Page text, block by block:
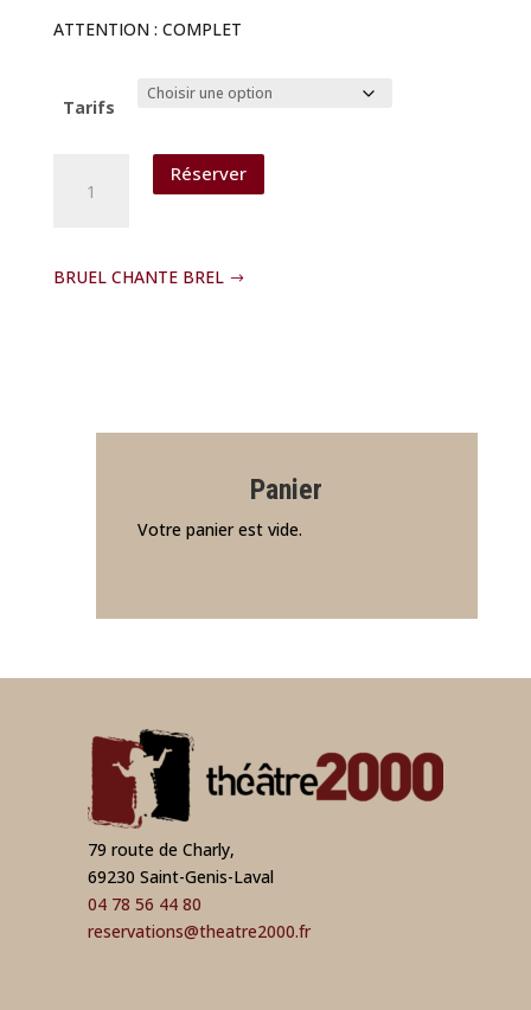
ATTENTION : COMPLET
Tarifs
DES
Réserver
BRUEL CHANTE BREL
Panier
Votre panier est vide.
79 route de Charly,
69230 Saint-Genis-Laval
04 78 56 44 80
reservations@theatre2000.fr